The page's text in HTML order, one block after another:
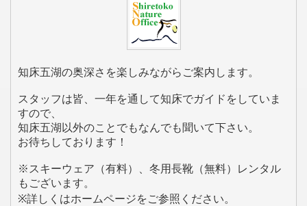
知床五湖の奥深さを楽しみながらご案内します。
スタッフは皆、一年を通して知床でガイドをしていま
すので、
知床五湖以外のことでもなんでも聞いて下さい。
お待ちしております！
※スキーウェア（有料）、冬用長靴（無料）レンタル
もございます。
※詳しくはホームページをご参照ください。